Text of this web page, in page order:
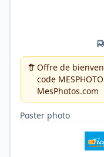
Offre de
code
MesPhotos.com
Poster photo